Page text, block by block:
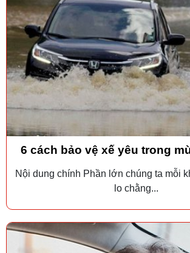
6 cách bảo vệ xế yêu trong
Nội dung chính Phần lớn chúng ta mỗi
lo chằng...